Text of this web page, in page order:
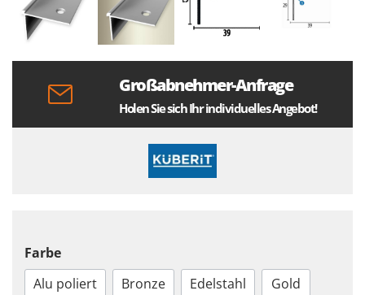
Großabnehmer-Anfrage
Holen Sie sich Ihr individuelles Angebot!
Farbe
Alu poliert
Bronze Edelstahl
Gold